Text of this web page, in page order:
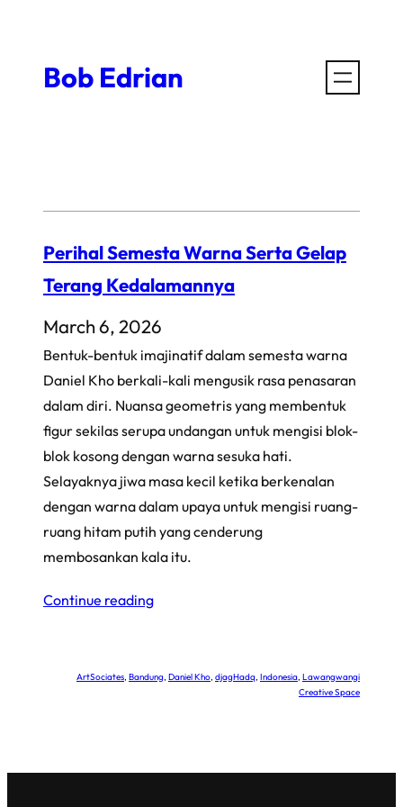
contentBob Edrian
Perihal Semesta Warna Serta Gelap
Terang Kedalamannya
March 6, 2026
Bentuk-bentuk imajinatif dalam semesta warna
Daniel Kho berkali-kali mengusik rasa penasaran
dalam diri. Nuansa geometris yang membentuk
figur sekilas serupa undangan untuk mengisi blok-
blok kosong dengan warna sesuka hati.
Selayaknya jiwa masa kecil ketika berkenalan
dengan warna dalam upaya untuk mengisi ruang-
ruang hitam putih yang cenderung
membosankan kala itu.
Continue reading
ArtSociates, Bandung, Daniel Kho, djagHadq, Indonesia, Lawangwangi
Creative Space